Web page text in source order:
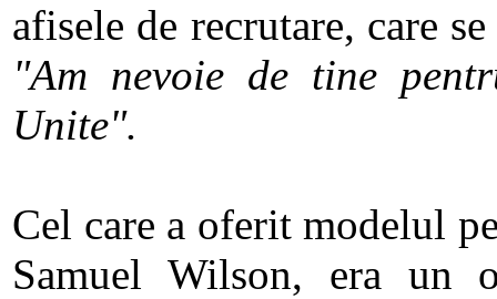
afisele de recrutare, care
"Am nevoie de tine
Unite".
Cel care a oferit modelul
Samuel Wilson, era un